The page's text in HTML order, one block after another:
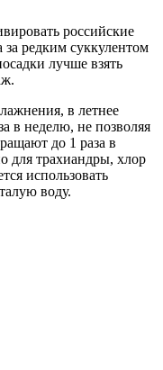
российские
редким суккулентом
лучше взять
в летнее
в неделю, не позволяя
до 1 раза в
для трахиандры, хлор
использовать
воду.